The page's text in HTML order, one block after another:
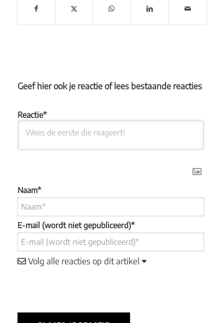
Geef hier ook je reactie of lees bestaande reacties
Naam*
E-mail (wordt niet gepubliceerd)*
Volg alle reacties op dit artikel